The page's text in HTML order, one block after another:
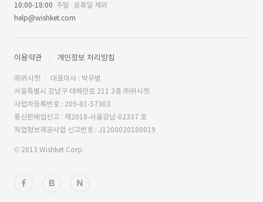
10:00-18:00 주말·공휴일 제외
help@wishket.com
이용약관 개인정보 처리방침
㈜위시켓
대표이사 : 박우범
서울특별시 강남구 테헤란로 211 3층 ㈜위시켓
사업자등록번호 : 209-81-57303
통신판매업신고 : 제2018-서울강남-02337 호
직업정보제공사업 신고번호 : J1200020180019
© 2013 Wishket Corp.